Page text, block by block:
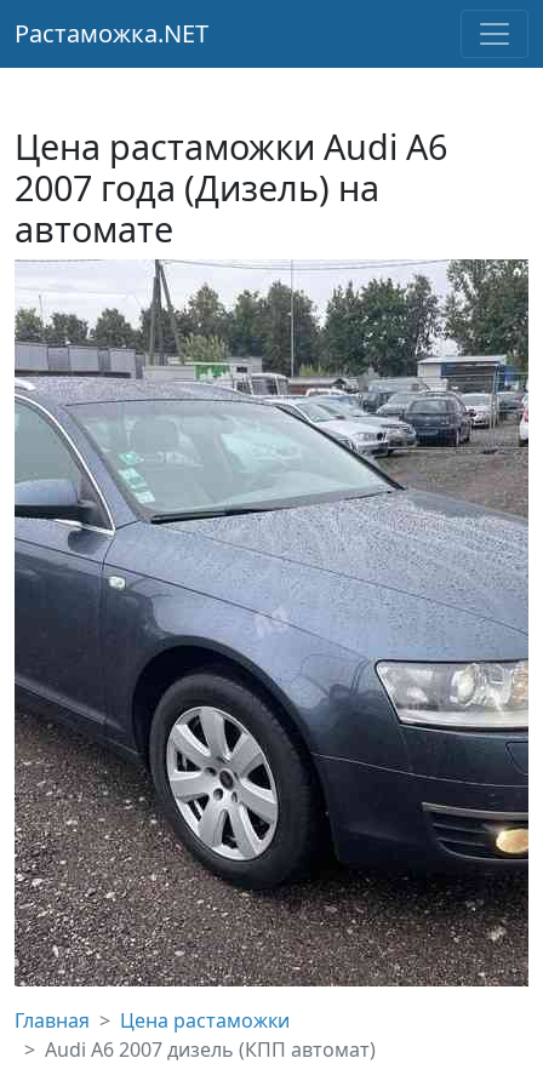
Растаможка.NET
Цена растаможки Audi A6
2007 года (Дизель) на
автомате
Главная
Цена растаможки
Audi A6 2007 дизель (КПП автомат)